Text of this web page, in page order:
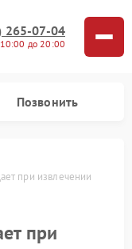
265-07-04
10:00 до 20:00
Позвонить
при извлечении
при